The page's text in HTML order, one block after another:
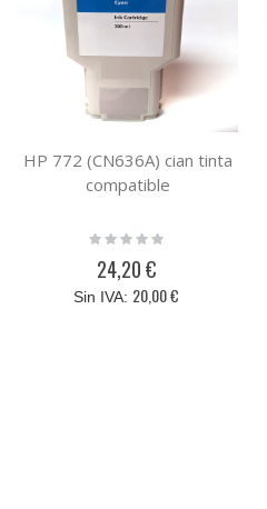
HP 772 (CN636A) cian tinta
compatible
Rating:
24,20 €
20,00 €